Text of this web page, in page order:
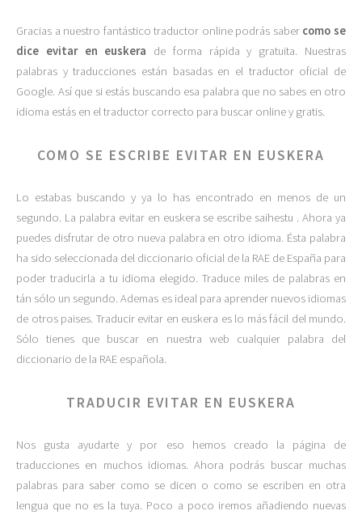
Gracias a nuestro fantástico traductor online podrás saber como se
dice evitar en euskera de forma rápida y gratuita. Nuestras
palabras y traducciones están basadas en el traductor oficial de
Google. Así que si estás buscando esa palabra que no sabes en otro
idioma estás en el traductor correcto para buscar online y gratis.
COMO SE ESCRIBE EVITAR EN EUSKERA
Lo estabas buscando y ya lo has encontrado en menos de un
segundo. La palabra evitar en euskera se escribe saihestu . Ahora ya
puedes disfrutar de otro nueva palabra en otro idioma. Ésta palabra
ha sido seleccionada del diccionario oficial de la RAE de España para
poder traducirla a tu idioma elegido. Traduce miles de palabras en
tán sólo un segundo. Ademas es ideal para aprender nuevos idiomas
de otros paises. Traducir evitar en euskera es lo más fácil del mundo.
Sólo tienes que buscar en nuestra web cualquier palabra del
diccionario de la RAE española.
TRADUCIR EVITAR EN EUSKERA
Nos gusta ayudarte y por eso hemos creado la página de
traducciones en muchos idiomas. Ahora podrás buscar muchas
palabras para saber como se dicen o como se escriben en otra
lengua que no es la tuya. Poco a poco iremos añadiendo nuevas